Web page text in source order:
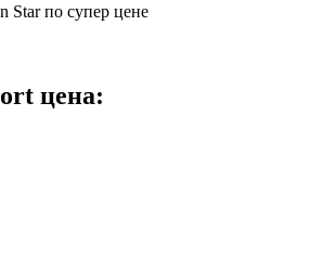
Star по супер цене
цена: